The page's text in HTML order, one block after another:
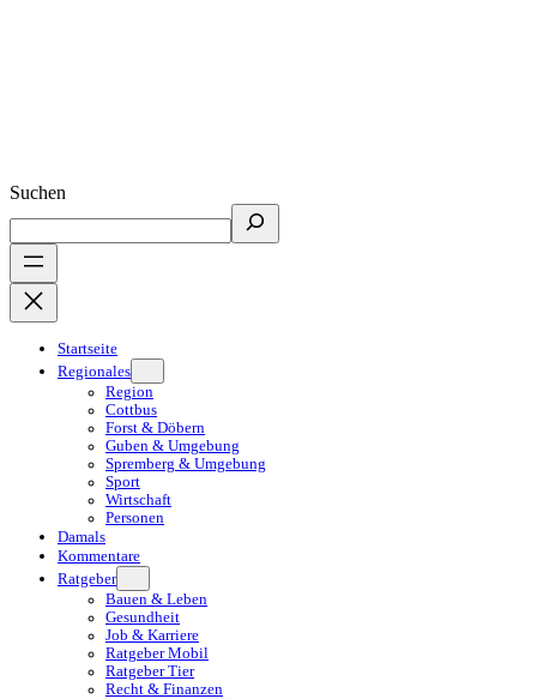
Suchen
Startseite
Regionales
Region
Cottbus
Forst & Döbern
Guben & Umgebung
Spremberg & Umgebung
Sport
Wirtschaft
Personen
Damals
Kommentare
Ratgeber
Bauen & Leben
Gesundheit
Job & Karriere
Ratgeber Mobil
Ratgeber Tier
Recht & Finanzen